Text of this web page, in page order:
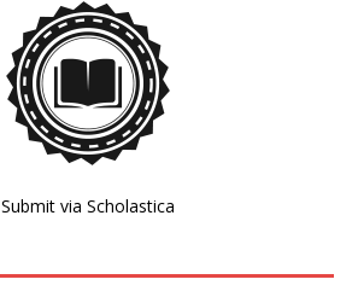
Submit via Scholastica